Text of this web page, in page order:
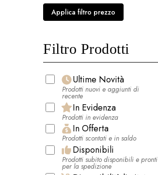
Applica filtro prezzo
Filtro Prodotti
Ultime Novità
Prodotti nuovi e aggiunti di
recente
In Evidenza
Prodotti in evidenza
In Offerta
Prodotti scontati e in saldo
Disponibili
Prodotti subito disponibili e pronti
per la spedizione